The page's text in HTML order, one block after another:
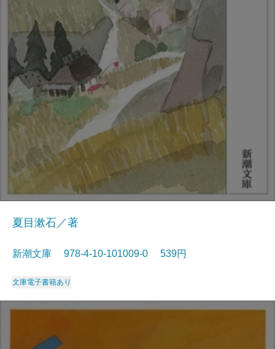
夏目漱石／著
新潮文庫 978-4-10-101009-0 539円
文庫電子書籍あり